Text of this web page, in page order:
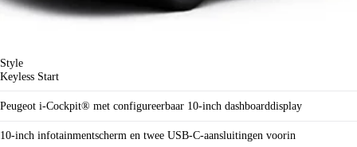
Style
Keyless Start
Peugeot i-Cockpit® met configureerbaar 10-inch dashboarddisplay
10-inch infotainmentscherm en twee USB-C-aansluitingen voorin